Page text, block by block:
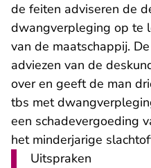
de feiten adviseren de
dwangverpleging op te
van de maatschappij.
adviezen van de
over en geeft de man
tbs met
een schadevergoeding
het minderjarige
Uitspraken